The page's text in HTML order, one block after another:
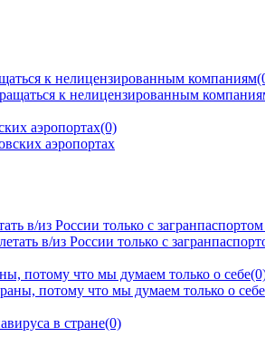
к нелицензированным компаниям
аэропортах(0)
в/из России только с
потому что мы думаем только о себе
в стране(0)